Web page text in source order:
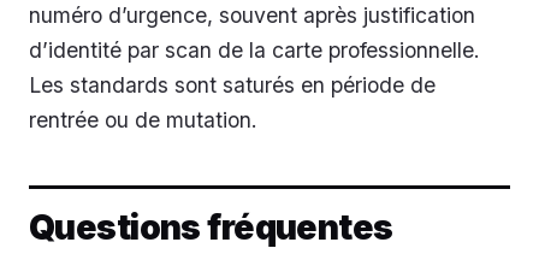
numéro d’urgence, souvent après justification
d’identité par scan de la carte professionnelle.
Les standards sont saturés en période de
rentrée ou de mutation.
Questions fréquentes